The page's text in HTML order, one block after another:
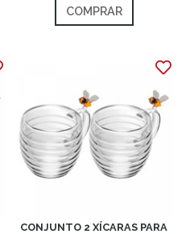
COMPRAR
CONJUNTO 2 XÍCARAS PARA